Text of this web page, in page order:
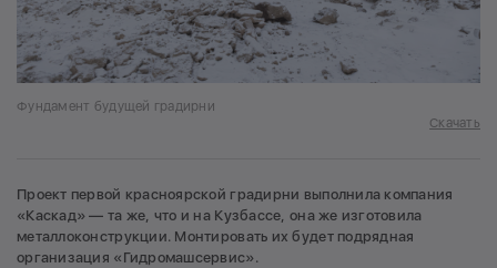
Фундамент будущей градирни
Скачать
Проект первой красноярской градирни выполнила компания
«Каскад» — та же, что и на Кузбассе, она же изготовила
металлоконструкции. Монтировать их будет подрядная
организация «Гидромашсервис».